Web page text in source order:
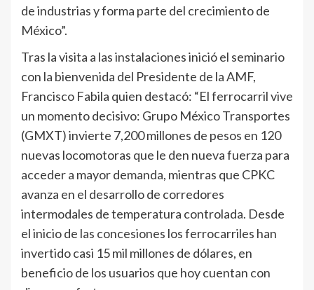
de industrias y forma parte del crecimiento de
México”.
Tras la visita a las instalaciones inició el seminario
con la bienvenida del Presidente de la AMF,
Francisco Fabila quien destacó: “El ferrocarril vive
un momento decisivo: Grupo México Transportes
(GMXT) invierte 7,200 millones de pesos en 120
nuevas locomotoras que le den nueva fuerza para
acceder a mayor demanda, mientras que CPKC
avanza en el desarrollo de corredores
intermodales de temperatura controlada. Desde
el inicio de las concesiones los ferrocarriles han
invertido casi 15 mil millones de dólares, en
beneficio de los usuarios que hoy cuentan con